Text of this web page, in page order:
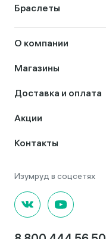
Браслеты
О компании
Магазины
Доставка и оплата
Акции
Контакты